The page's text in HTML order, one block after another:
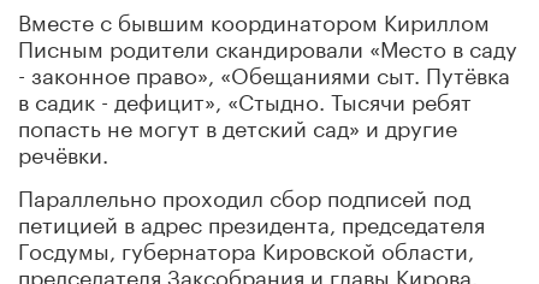
Вместе с бывшим координатором Кириллом
Писным родители скандировали «Место в саду
- законное право», «Обещаниями сыт. Путёвка
в садик - дефицит», «Стыдно. Тысячи ребят
попасть не могут в детский сад» и другие
речёвки.
Параллельно проходил сбор подписей под
петицией в адрес президента, председателя
Госдумы, губернатора Кировской области,
председателя Заксобрания и главы Кирова.